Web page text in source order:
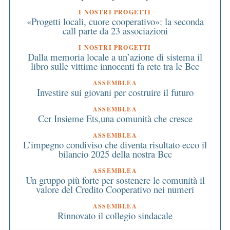
I NOSTRI PROGETTI
«Progetti locali, cuore cooperativo»: la seconda
call parte da 23 associazioni
I NOSTRI PROGETTI
Dalla memoria locale a un’azione di sistema il
libro sulle vittime innocenti fa rete tra le Bcc
ASSEMBLEA
Investire sui giovani per costruire il futuro
ASSEMBLEA
Ccr Insieme Ets,una comunità che cresce
ASSEMBLEA
L’impegno condiviso che diventa risultato ecco il
bilancio 2025 della nostra Bcc
ASSEMBLEA
Un gruppo più forte per sostenere le comunità il
valore del Credito Cooperativo nei numeri
ASSEMBLEA
Rinnovato il collegio sindacale